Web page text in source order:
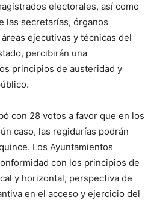
electorales, así como
las secretarías, órganos
ejecutivas y técnicas del
percibirán una
principios de austeridad y
con 28 votos a favor que en los
caso, las regidurías podrán
Los Ayuntamientos
con los principios de
y horizontal, perspectiva de
en el acceso y ejercicio del